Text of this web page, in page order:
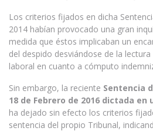
Los criterios fijados en dicha
2014 habían provocado una gran
medida que éstos implicaban un
del despido desviándose de la
laboral en cuanto a cómputo
Sin embargo, la reciente Sentencia
18 de Febrero de 2016 dictada
ha dejado sin efecto los criterios
sentencia del propio Tribunal,